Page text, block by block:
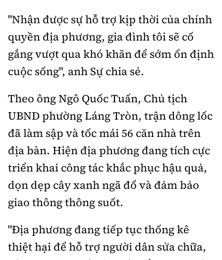
"Nhận được sự hỗ trợ kịp thời của chính
quyền địa phương, gia đình tôi sẽ cố
gắng vượt qua khó khăn để sớm ổn định
cuộc sống", anh Sự chia sẻ.
Theo ông Ngô Quốc Tuấn, Chủ tịch
UBND phường Láng Tròn, trận dông lốc
đã làm sập và tốc mái 56 căn nhà trên
địa bàn. Hiện địa phương đang tích cực
triển khai công tác khắc phục hậu quả,
dọn dẹp cây xanh ngã đổ và đảm bảo
giao thông thông suốt.
"Địa phương đang tiếp tục thống kê
thiệt hại để hỗ trợ người dân sửa chữa,